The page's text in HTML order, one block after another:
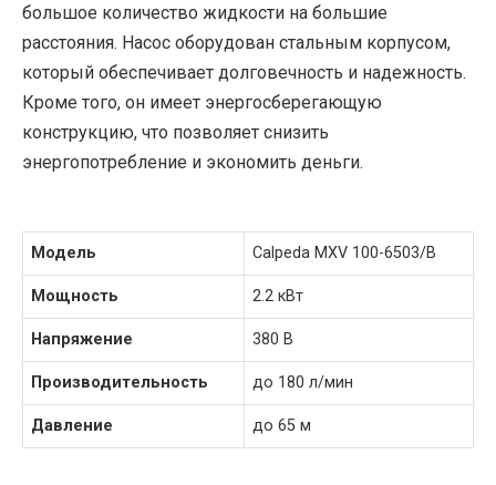
большое количество жидкости на большие
расстояния. Насос оборудован стальным корпусом,
который обеспечивает долговечность и надежность.
Кроме того, он имеет энергосберегающую
конструкцию, что позволяет снизить
энергопотребление и экономить деньги.
Модель Calpeda MXV 100-6503/B
Мощность 2.2 кВт
Напряжение 380 В
Производительность до 180 л/мин
Давление до 65 м